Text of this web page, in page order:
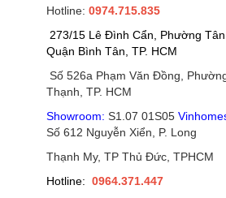
Hotline: 0974.715.835
273/15 Lê Đình Cẩn, Phường Tân
Quận Bình Tân, TP. HCM
Số 526a Phạm Văn Đồng,
Thạnh, TP. HCM
Showroom: S1.07 01S05
Số 612 Nguyễn Xiển, P. Long
Thạnh My, TP Thủ Đức, TPHCM
Hotline: 0964.371.447